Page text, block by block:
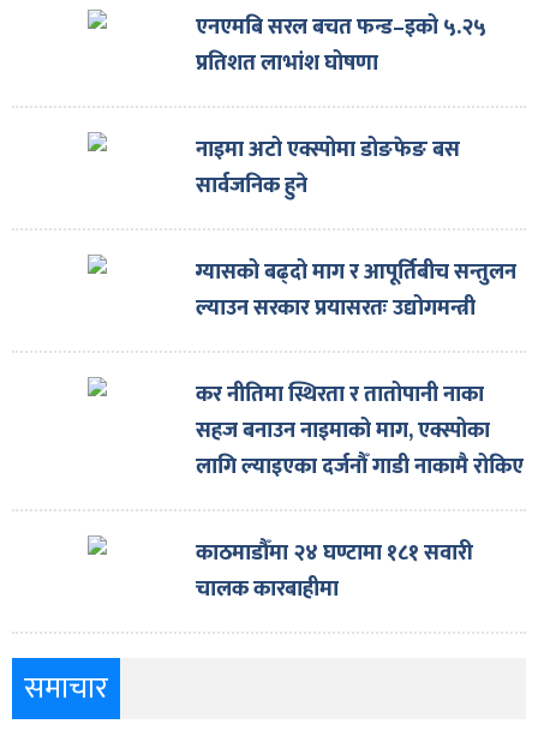
एनएमबि सरल बचत फन्ड–इको ५.२५
प्रतिशत लाभांश घोषणा
नाइमा अटो एक्स्पोमा डोङफेङ बस
सार्वजनिक हुने
ग्यासको बढ्दो माग र आपूर्तिबीच सन्तुलन
ल्याउन सरकार प्रयासरतः उद्योगमन्त्री
कर नीतिमा स्थिरता र तातोपानी नाका
सहज बनाउन नाइमाको माग, एक्स्पोका
लागि ल्याइएका दर्जनौँ गाडी नाकामै रोकिए
काठमाडौँमा २४ घण्टामा १८१ सवारी
चालक कारबाहीमा
समाचार